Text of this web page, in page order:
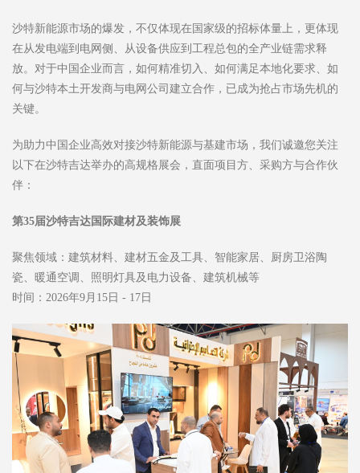
沙特新能源市场的爆发，不仅体现在国家级的招标体量上，更体现
在从发电端到电网侧、从设备供应到工程总包的全产业链需求释
放。对于中国企业而言，如何精准切入、如何满足本地化要求、如
何与沙特本土开发商与电网公司建立合作，已成为抢占市场先机的
关键。
为助力中国企业高效对接沙特新能源与基建市场，我们诚邀您关注
以下在沙特吉达举办的高规格展会，直面项目方、采购方与合作伙
伴：
第35届沙特吉达国际建材及装饰展
聚焦领域：建筑材料、建材五金及工具、智能家居、厨房卫浴陶
瓷、暖通空调、照明灯具及电力设备、建筑机械等
时间：2026年9月15日 - 17日